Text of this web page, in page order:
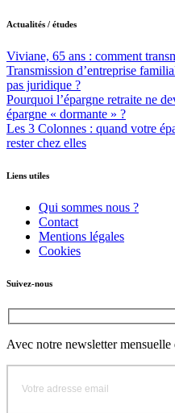
Actualités / études
Viviane, 65 ans : comment
Transmission d’entreprise
pas juridique ?
Pourquoi l’épargne retraite ne
épargne « dormante » ?
Les 3 Colonnes : quand votre
rester chez elles
Liens utiles
Qui sommes nous ?
Contact
Mentions légales
Cookies
Suivez-nous
Avec notre newsletter mensuelle